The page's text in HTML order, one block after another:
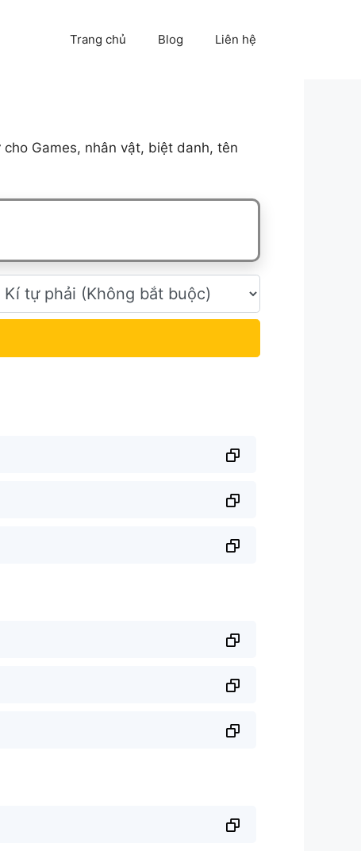
Trang chủ Blog Liên hệ
Games, nhân vật, biệt danh, tên